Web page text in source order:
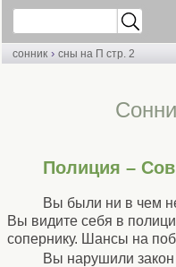
сонник › сны на П стр. 2
Полиция –
Вы были ни в чем
Вы видите себя в
сопернику. Шансы на
Вы нарушили закон